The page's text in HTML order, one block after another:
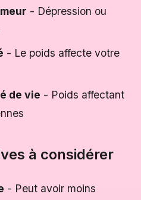
- Dépression ou
- Le poids affecte votre
de vie - Poids affectant
à considérer
- Peut avoir moins